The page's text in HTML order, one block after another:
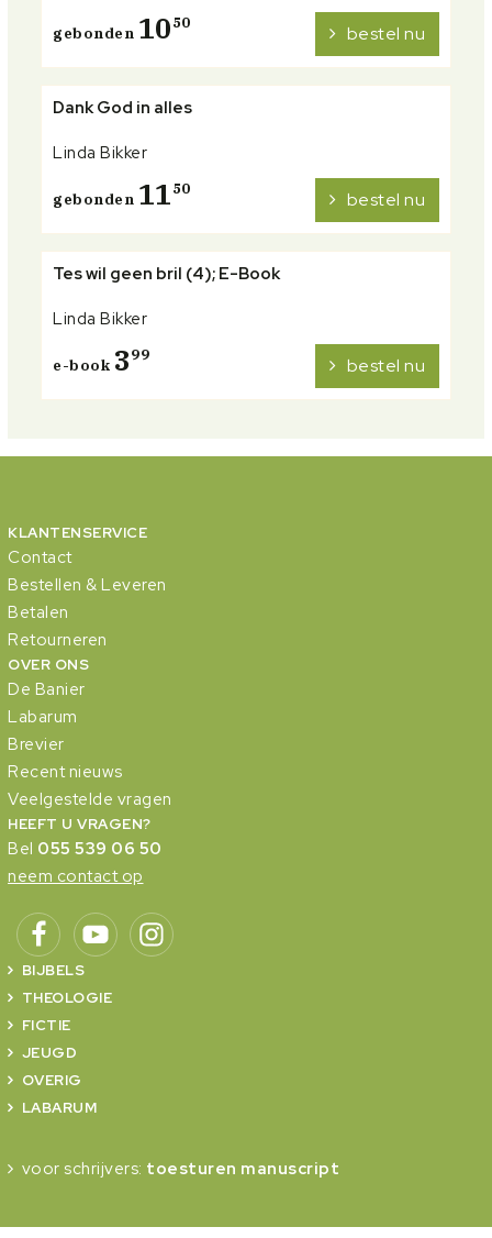
gebonden 1050 bestel nu
Dank God in alles
Linda Bikker
gebonden 1150 bestel nu
Tes wil geen bril (4); E-Book
Linda Bikker
e-book 399 bestel nu
KLANTENSERVICE
Contact
Bestellen & Leveren
Betalen
Retourneren
OVER ONS
De Banier
Labarum
Brevier
Recent nieuws
Veelgestelde vragen
HEEFT U VRAGEN?
Bel 055 539 06 50
neem contact op
BIJBELS
THEOLOGIE
FICTIE
JEUGD
OVERIG
LABARUM
voor schrijvers: toesturen manuscript